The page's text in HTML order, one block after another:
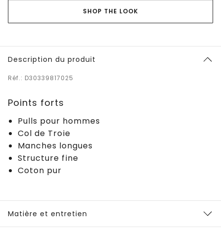
SHOP THE LOOK
Description du produit
Réf.: D30339817025
Points forts
Pulls pour hommes
Col de Troie
Manches longues
Structure fine
Coton pur
Matière et entretien